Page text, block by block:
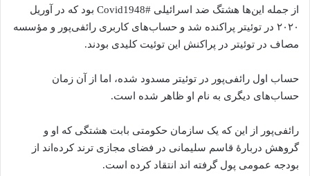
از جمله این‌ها هشتگ ضد اسرائیلی #Covid1948 بود که در آوریل
۲۰۲۰ در توئیتر پراکنده‌ شد و حساب‌های کاربری رائفی‌پور و مؤسسه
مصاف در توئیتر در پراکنش این توئیت کلیدی بودند.
حساب اول رائفی‌پور در توئیتر مسدود شده‌، اما از آن زمان
حساب‌های دیگری به نام او ظاهر شده‌‌ است.
رائفی‌پور از این که یک سازمان حکومتی بابت هشتگی که او و
گروهش دربارهٔ قاسم سلیمانی در فضای مجازی ترند کرده‌اند از
بودجه عمومی پول گرفته‌ اند انتقاد کرده است.